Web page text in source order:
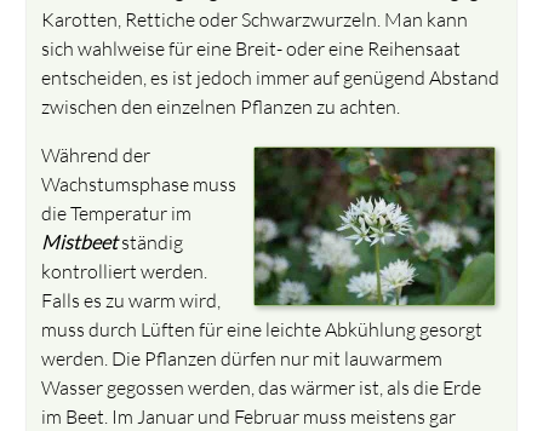
Karotten, Rettiche oder Schwarzwurzeln. Man kann
sich wahlweise für eine Breit- oder eine Reihensaat
entscheiden, es ist jedoch immer auf genügend Abstand
zwischen den einzelnen Pflanzen zu achten.
Während der
Wachstumsphase muss
die Temperatur im
Mistbeetständig
kontrolliert werden.
Falls es zu warm wird,
muss durch Lüften für eine leichte Abkühlung gesorgt
werden. Die Pflanzen dürfen nur mit lauwarmem
Wasser gegossen werden, das wärmer ist, als die Erde
im Beet. Im Januar und Februar muss meistens gar